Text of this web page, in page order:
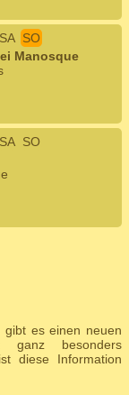
SA SO
Manosque
SA SO
es einen neuen
besonders
diese Information